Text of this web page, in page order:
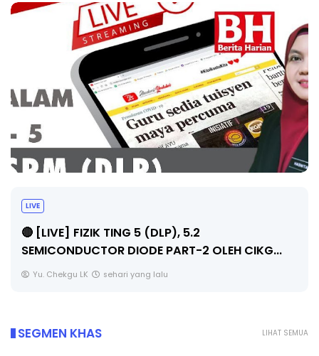
LIVE
🔴 [LIVE] PRINSIP PERAKAUNAN, PECUT SKOR
SOALAN 1 TRIAL OLEH CIKGU WAN...
Yu. Chekgu LK sehari yang lalu
LIHAT SEMUA
SEGMEN KHAS